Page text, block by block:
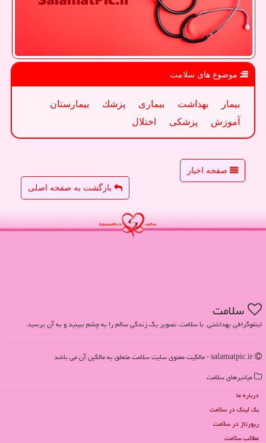
موضوع های سلامت
بیمار بهداشت بیماری پزشك
بیمارستان
آموزش
پزشكی اختلال
صفحه اخبار
بازگشت به صفحه اصلی
سلامت
اینفوگرافی بهداشتی. با سلامت، تصویر یک زندگی سالم را به چشم ببینید و به آن برسید.
میانبرهای سلامت
درباره ما
بک لینک در سلامت
رپورتاژ در سلامت
مطالب سلامت